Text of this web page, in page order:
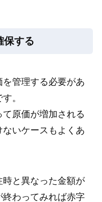
する
を管理する必要があ
。
原価が増加される
いケースもよくあ
時と異なった金額が
わってみれば赤字